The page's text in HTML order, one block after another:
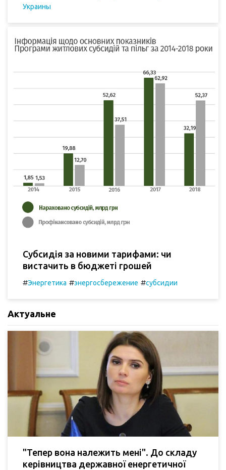
Украины
Субсидія за новими тарифами: чи
вистачить в бюджеті грошей
#Энергетика #энергосбережение #субсидии
Актуальне
"Тепер вона належить мені". До складу
керівництва державної енергетичної